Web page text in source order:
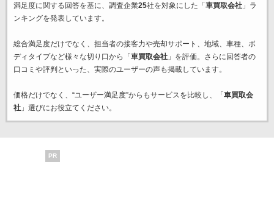
満足度に関する回答を基に、調査企業25社を対象にした「車買取会社」ラ
ンキングを発表しています。
総合満足度だけでなく、担当者の接客力や売却サポート、地域、車種、ボ
ディタイプなど様々な切り口から「車買取会社」を評価。さらに回答者の
口コミや評判といった、実際のユーザーの声も掲載しています。
価格だけでなく、“ユーザー満足度”からもサービスを比較し、「車買取会
社」選びにお役立てください。
PR